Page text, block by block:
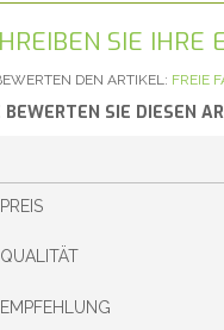
SIE IHRE
DEN ARTIKEL: FREIE
BEWERTEN SIE DIESEN
PREIS
QUALITÄT
EMPFEHLUNG